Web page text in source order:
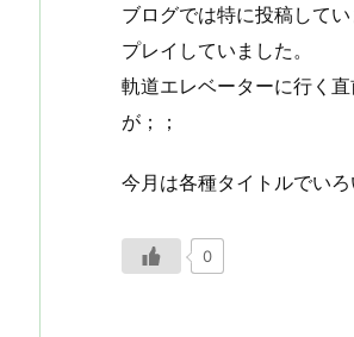
ブログでは特に投稿して
プレイしていました。
軌道エレベーターに行く
が；；
今月は各種タイトルでい
0